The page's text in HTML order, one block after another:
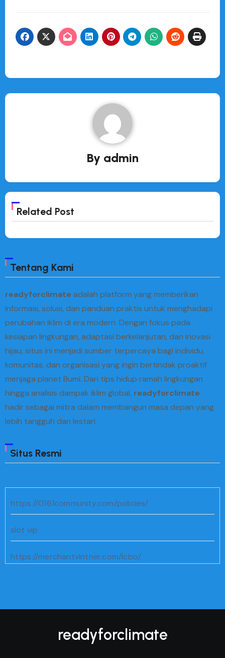
By admin
Related Post
Tentang Kami
readyforclimate adalah platform yang memberikan
informasi, solusi, dan panduan praktis untuk menghadapi
perubahan iklim di era modern. Dengan fokus pada
kesiapan lingkungan, adaptasi berkelanjutan, dan inovasi
hijau, situs ini menjadi sumber terpercaya bagi individu,
komunitas, dan organisasi yang ingin bertindak proaktif
menjaga planet Bumi. Dari tips hidup ramah lingkungan
hingga analisis dampak iklim global, readyforclimate
hadir sebagai mitra dalam membangun masa depan yang
lebih tangguh dan lestari.
Situs Resmi
https://0161community.com/policies/
slot vip
https://merchantvintner.com/lcbo/
https://www.trevormorganmusic.com/music/
https://www.chareemag.com/category/beauty-and-
readyforclimate